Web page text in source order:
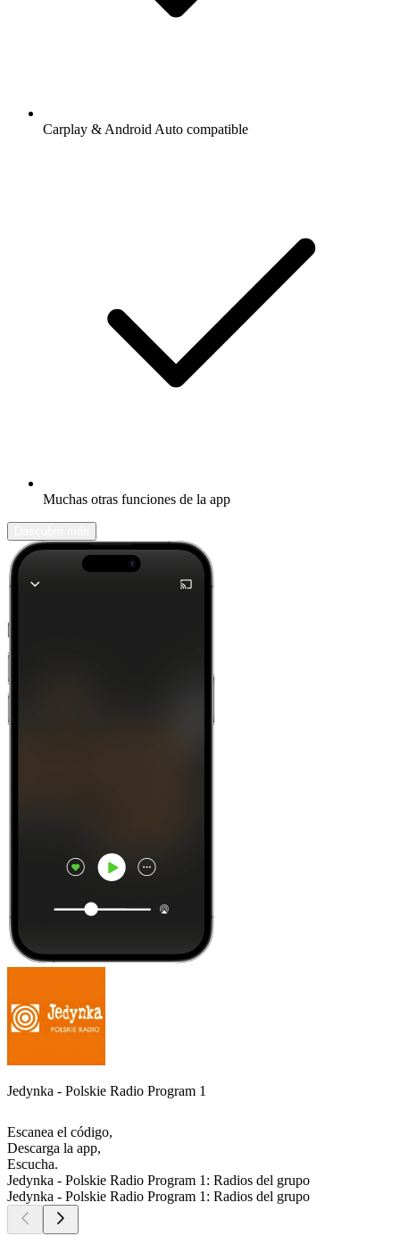
Carplay & Android Auto compatible
Muchas otras funciones de la app
Jedynka - Polskie Radio Program 1
Escanea el código,
Descarga la app,
Escucha.
Jedynka - Polskie Radio Program 1: Radios del grupo
Jedynka - Polskie Radio Program 1: Radios del grupo